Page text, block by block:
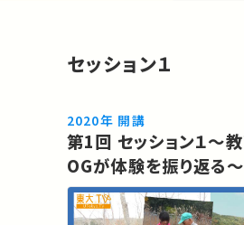
セッション１
2020年 開講
第1回 セッション１～教育を受けた学生OB・
OGが体験を振り返る～